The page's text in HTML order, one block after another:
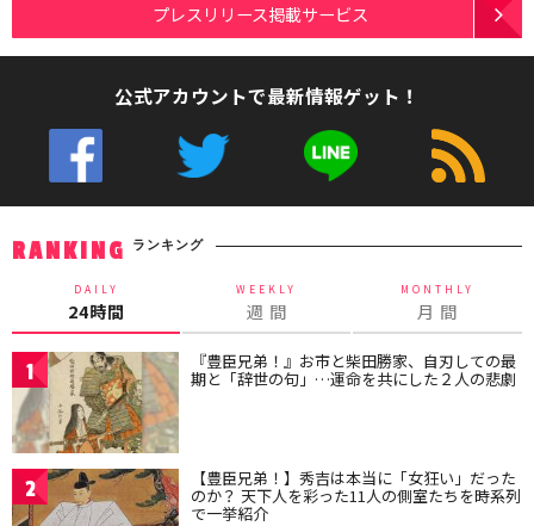
プレスリリース掲載サービス
公式アカウントで最新情報ゲット！
RANKING ランキング
DAILY
24時間
WEEKLY
週 間
MONTHLY
月 間
1 『豊臣兄弟！』お市と柴田勝家、自刃しての最
期と「辞世の句」…運命を共にした２人の悲劇
2 【豊臣兄弟！】秀吉は本当に「女狂い」だった
のか？ 天下人を彩った11人の側室たちを時系列
で一挙紹介